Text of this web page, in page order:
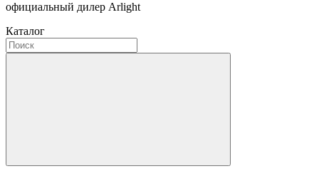
официальный дилер Arlight
Каталог